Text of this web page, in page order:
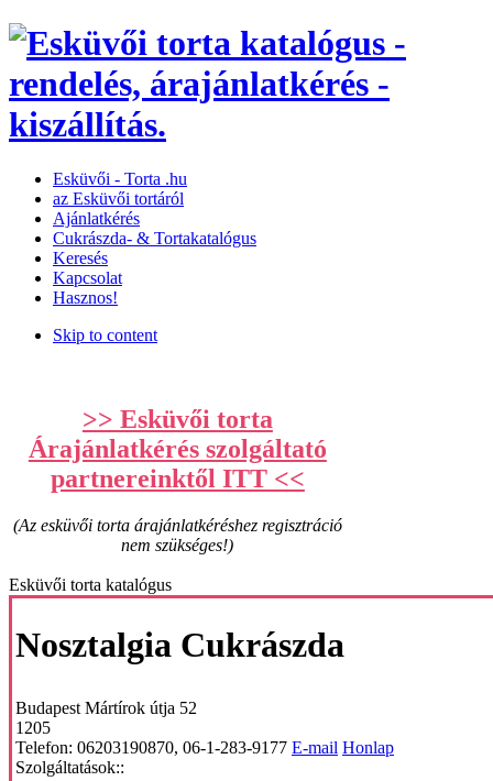
Esküvői­­ -­ Torta­ .hu
az Esküvői tortáról
Ajánlatkérés
Cukrászda- & Tortakatalógus
Keresés
Kapcsolat
Hasznos!
Skip to content
>> Esküvői torta
Árajánlatkérés szolgáltató
partnereinktől ITT <<
(Az esküvői torta árajánlatkéréshez regisztráció
nem szükséges!)
Esküvői torta katalógus
Nosztalgia Cukrászda
Budapest Mártírok útja 52
1205
Telefon: 06203190870, 06-1-283-9177 E-mail Honlap
Szolgáltatások::